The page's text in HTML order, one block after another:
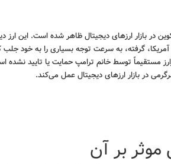
در بازار ارزهای دیجیتال ظاهر شده است. این ارز
گرفته، به سرعت توجه بسیاری را به خود
مستقیماً توسط خانم ترامپ حمایت یا تایید نشده
در بازار ارزهای دیجیتال عمل می‌کند.
موثر بر آن